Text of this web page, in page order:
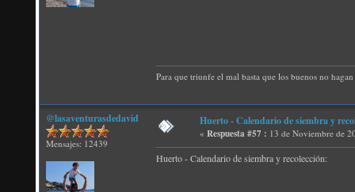
Para que triunfe el mal basta que los buenos no
@lasaventurasdedavid
Mensajes: 12439
Huerto - Calendario de siembra y
« Respuesta #57 : 13 de Noviembre de
Huerto - Calendario de siembra y recolección: